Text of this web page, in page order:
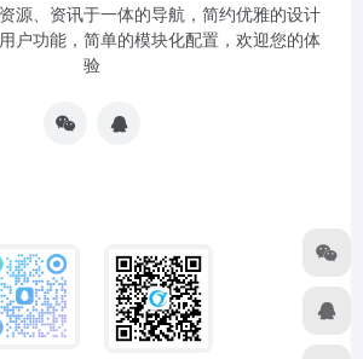
源、资讯于一体的导航，简约优雅的设计
户功能，简单的模块化配置，欢迎您的体
验